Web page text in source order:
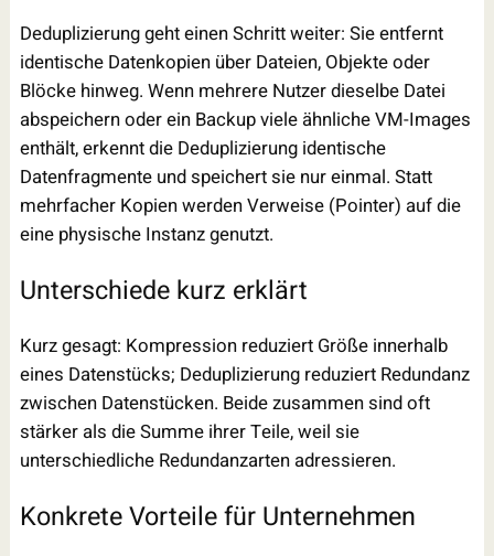
Deduplizierung geht einen Schritt weiter: Sie entfernt
identische Datenkopien über Dateien, Objekte oder
Blöcke hinweg. Wenn mehrere Nutzer dieselbe Datei
abspeichern oder ein Backup viele ähnliche VM-Images
enthält, erkennt die Deduplizierung identische
Datenfragmente und speichert sie nur einmal. Statt
mehrfacher Kopien werden Verweise (Pointer) auf die
eine physische Instanz genutzt.
Unterschiede kurz erklärt
Kurz gesagt: Kompression reduziert Größe innerhalb
eines Datenstücks; Deduplizierung reduziert Redundanz
zwischen Datenstücken. Beide zusammen sind oft
stärker als die Summe ihrer Teile, weil sie
unterschiedliche Redundanzarten adressieren.
Konkrete Vorteile für Unternehmen